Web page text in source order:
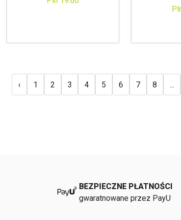
‹ 1 2 3 4 5 6 7 8 ...
BEZPIECZNE PŁATNOŚCI
gwaratnowane przez PayU